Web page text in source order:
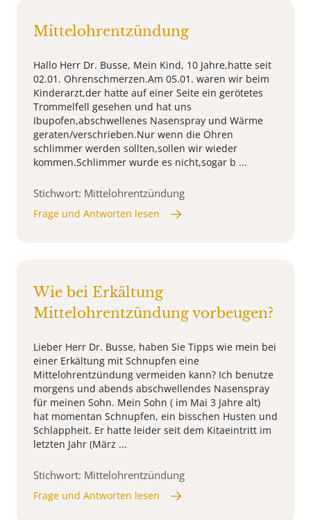
Mittelohrentzündung
Hallo Herr Dr. Busse, Mein Kind, 10 Jahre,hatte seit
02.01. Ohrenschmerzen.Am 05.01. waren wir beim
Kinderarzt,der hatte auf einer Seite ein gerötetes
Trommelfell gesehen und hat uns
Ibupofen,abschwellenes Nasenspray und Wärme
geraten/verschrieben.Nur wenn die Ohren
schlimmer werden sollten,sollen wir wieder
kommen.Schlimmer wurde es nicht,sogar b ...
Stichwort: Mittelohrentzündung
Frage und Antworten lesen
Wie bei Erkältung
Mittelohrentzündung vorbeugen?
Lieber Herr Dr. Busse, haben Sie Tipps wie mein bei
einer Erkältung mit Schnupfen eine
Mittelohrentzündung vermeiden kann? Ich benutze
morgens und abends abschwellendes Nasenspray
für meinen Sohn. Mein Sohn ( im Mai 3 Jahre alt)
hat momentan Schnupfen, ein bisschen Husten und
Schlappheit. Er hatte leider seit dem Kitaeintritt im
letzten Jahr (März ...
Stichwort: Mittelohrentzündung
Frage und Antworten lesen